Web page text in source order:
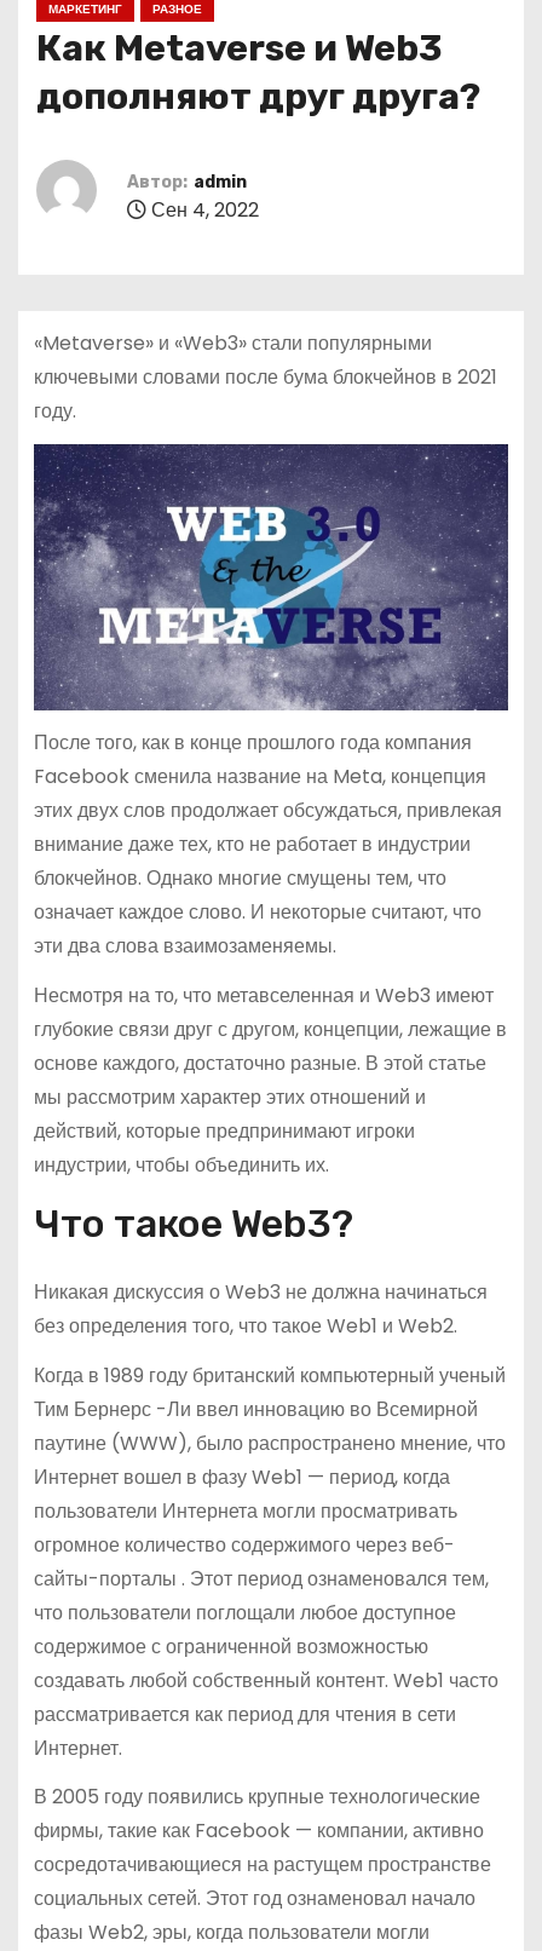
МАРКЕТИНГ РАЗНОЕ
Как Metaverse и Web3
дополняют друг друга?
Автор: admin
Сен 4, 2022
«Metaverse» и «Web3» стали популярными
ключевыми словами после бума блокчейнов в 2021
году.
После того, как в конце прошлого года компания
Facebook сменила название на Meta, концепция
этих двух слов продолжает обсуждаться, привлекая
внимание даже тех, кто не работает в индустрии
блокчейнов. Однако многие смущены тем, что
означает каждое слово. И некоторые считают, что
эти два слова взаимозаменяемы.
Несмотря на то, что метавселенная и Web3 имеют
глубокие связи друг с другом, концепции, лежащие в
основе каждого, достаточно разные. В этой статье
мы рассмотрим характер этих отношений и
действий, которые предпринимают игроки
индустрии, чтобы объединить их.
Что такое Web3?
Никакая дискуссия о Web3 не должна начинаться
без определения того, что такое Web1 и Web2.
Когда в 1989 году британский компьютерный ученый
Тим Бернерс -Ли ввел инновацию во Всемирной
паутине (WWW), было распространено мнение, что
Интернет вошел в фазу Web1 — период, когда
пользователи Интернета могли просматривать
огромное количество содержимого через веб-
сайты-порталы . Этот период ознаменовался тем,
что пользователи поглощали любое доступное
содержимое с ограниченной возможностью
создавать любой собственный контент. Web1 часто
рассматривается как период для чтения в сети
Интернет.
В 2005 году появились крупные технологические
фирмы, такие как Facebook — компании, активно
сосредотачивающиеся на растущем пространстве
социальных сетей. Этот год ознаменовал начало
фазы Web2, эры, когда пользователи могли